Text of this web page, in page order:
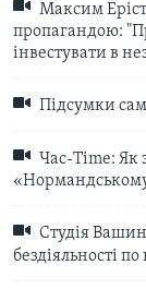
Максим
пропагандою:
інвестувати в
Підсумки
Час-Time: Як
Студія
бездіяльності